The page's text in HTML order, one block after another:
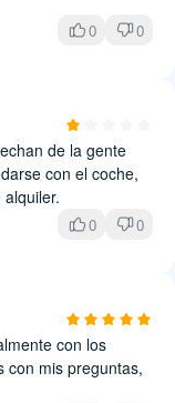
0 0
de la gente
con el coche,
0 0
con los
con mis preguntas,